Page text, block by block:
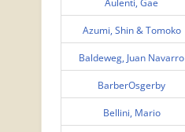
Azumi, Shin & Tomoko
Baldeweg, Juan Navarro
BarberOsgerby
Bellini, Mario